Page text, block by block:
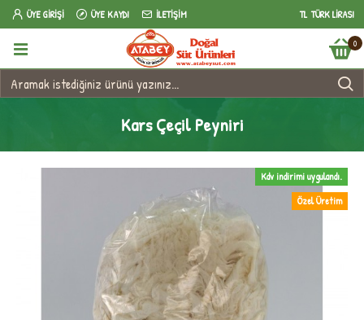
ÜYE GIRIŞI ÜYE KAYDI İLETIŞIM TL TÜRK LIRASI
0
Kars Çeçil Peyniri
Özel Üretim
Kdv indirimi uygulandı.